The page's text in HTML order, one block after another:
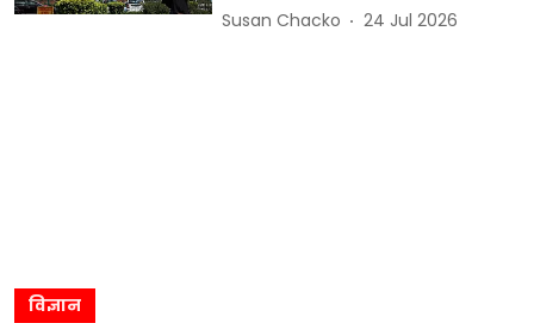
Susan Chacko 24 Jul 2026
विज्ञान